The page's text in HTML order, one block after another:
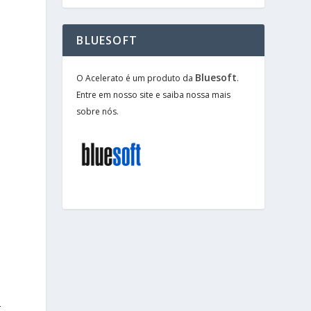
BLUESOFT
O Acelerato é um produto da Bluesoft.
Entre em nosso site e saiba nossa mais
sobre nós.